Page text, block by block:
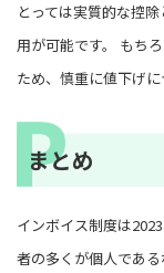
とっては実質的な控
用が可能です。 もち
ため、慎重に値下げに
まとめ
インボイス制度は
者の多くが個人であ